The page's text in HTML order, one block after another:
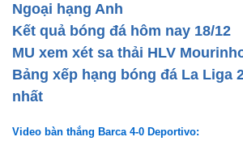
Ngoại hạng Anh
Kết quả bóng đá hôm nay 18/12
MU xem xét sa thải HLV
Bảng xếp hạng bóng đá La Liga
nhất
Video bàn thắng Barca 4-0 Deportivo: